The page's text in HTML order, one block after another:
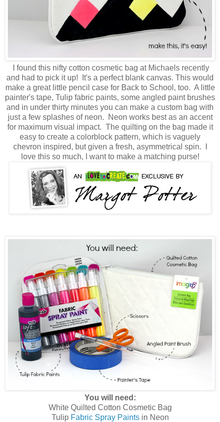
I found this nifty cotton cosmetic bag at Michaels recently
and had to pick it up! It's a perfect blank canvas. This would
make a great little pencil case for Back to School, too. A little
painter's tape, Tulip fabric paints, some angled paint brushes
and in under thirty minutes you can make a custom bag with
just a few splashes of neon. Neon works best as an accent
for maximum visual impact. The quilting on the bag made it
easy to create a colorblock pattern, which is vaguely
chevron inspired, but given a fresh, asymmetrical spin. I
love this so much, I want to make a matching purse!
You will need:
White Quilted Cotton Cosmetic Bag
Tulip Fabric Spray Paintsin Neon